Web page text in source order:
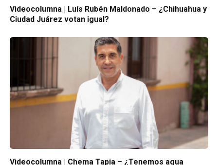
Videocolumna | Luís Rubén Maldonado – ¿Chihuahua y
Ciudad Juárez votan igual?
Videocolumna | Chema Tapia – ¿Tenemos agua